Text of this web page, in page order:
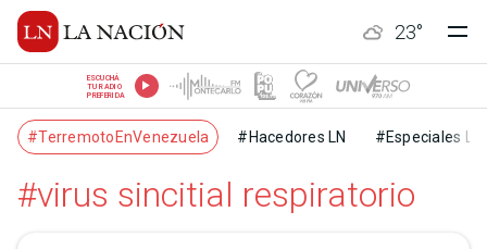
23°
ESCUCHÁ
TU RADIO
PREFERIDA
#TerremotoEnVenezuela #Hacedores LN #Especiales LN
#virus sincitial respiratorio